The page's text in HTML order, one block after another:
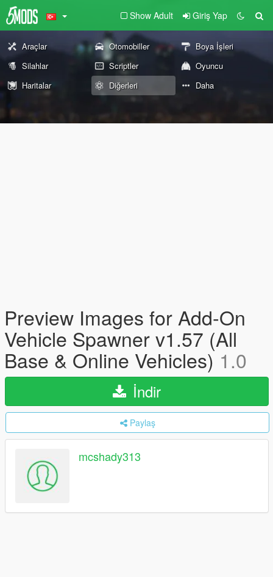
Show Adult Giriş Yap
Araçlar Otomobiller
Boya İşleri
Silahlar
Scriptler
Oyuncu
Haritalar
Diğerleri Daha
Preview Images for Add-On
Vehicle Spawner v1.57 (All
Base & Online Vehicles) 1.0
İndir
Paylaş
mcshady313